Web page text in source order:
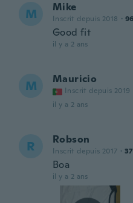
M Mike
Inscrit depuis 2018 · 96
Good fit
il y a 2 ans
M Mauricio
Inscrit depuis 2019
il y a 2 ans
R Robson
Inscrit depuis 2017 · 37
Boa
il y a 2 ans